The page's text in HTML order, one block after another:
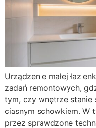
Urządzenie małej
zadań remontowych,
tym, czy wnętrze stanie
ciasnym schowkiem. W
przez sprawdzone